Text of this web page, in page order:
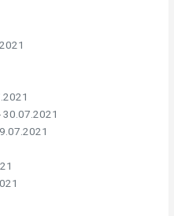
30.07.2021